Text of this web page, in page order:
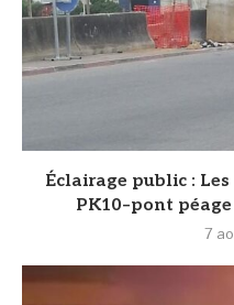
‎Éclairage public :
PK10–pont
7